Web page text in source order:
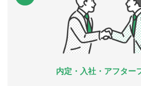
内定・入社・アフター